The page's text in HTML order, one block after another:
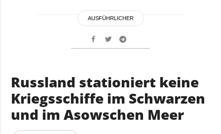
AUSFÜHRLICHER
Russland stationiert keine
Kriegsschiffe im Schwarzen
und im Asowschen Meer